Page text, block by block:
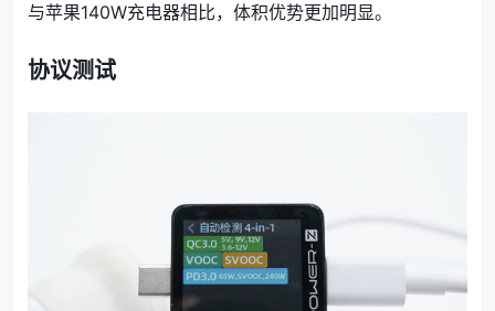
与苹果140W充电器相比，体积优势更加明显。
协议测试